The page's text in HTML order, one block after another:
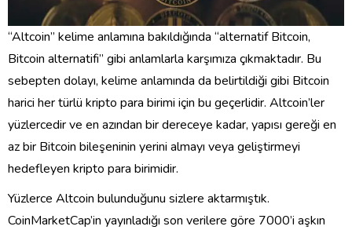
“Altcoin” kelime anlamına bakıldığında “alternatif Bitcoin,
Bitcoin alternatifi” gibi anlamlarla karşımıza çıkmaktadır. Bu
sebepten dolayı, kelime anlamında da belirtildiği gibi Bitcoin
harici her türlü kripto para birimi için bu geçerlidir. Altcoin’ler
yüzlercedir ve en azından bir dereceye kadar, yapısı gereği en
az bir Bitcoin bileşeninin yerini almayı veya geliştirmeyi
hedefleyen kripto para birimidir.
Yüzlerce Altcoin bulunduğunu sizlere aktarmıştık.
CoinMarketCap’in yayınladığı son verilere göre 7000’i aşkın